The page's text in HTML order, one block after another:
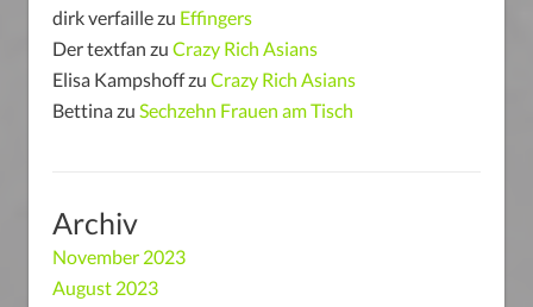
dirk verfaillezu Effingers
Der textfan zu Crazy Rich Asians
Elisa Kampshoffzu Crazy Rich Asians
Bettinazu Sechzehn Frauen am Tisch
Archiv
November 2023
August 2023